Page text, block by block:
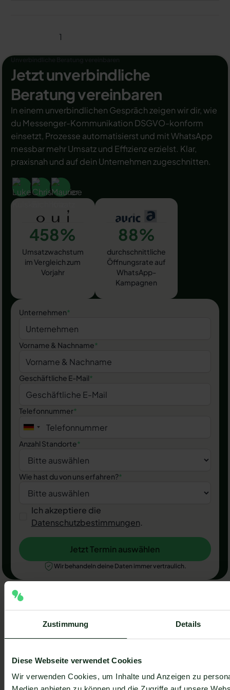
Zustimmung Details
Diese Webseite verwendet Cookies
Wir verwenden Cookies, um Inhalte und Anzeigen zu
1
Jetzt unverbindliche
Beratung vereinbaren
In einem unverbindlichen Gespräch zeigen wir dir, wie
du Messenger-Kommunikation DSGVO-konform
einsetzt, Prozesse automatisierst und mit WhatsApp
messbar mehr Umsatz und Effizienz erzielst. Klar,
praxisnah und auf dein Unternehmen zugeschnitten.
458%
Umsatzwachstum
im Vergleich zum
Vorjahr
88%
durchschnittliche
Öffnungsrate auf
WhatsApp-
Kampagnen
Unternehmen*
Vorname & Nachname*
Geschäftliche E-Mail*
Telefonnummer*
Anzahl Standorte*
Wie hast du von uns erfahren?*
Ich akzeptiere die
Datenschutzbestimmungen.
Jetzt Termin auswählen
Jetzt Termin auswählen
Wir behandeln deine Daten immer vertraulich.
Newsletter, bleib vorne
dabei.
Erhalte praxisnahe Insights, neue Features und
Strategien.